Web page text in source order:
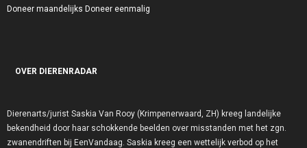
Doneer maandelijks Doneer eenmalig
OVER DIERENRADAR
Dierenarts/jurist Saskia Van Rooy (Krimpenerwaard, ZH) kreeg landelijke
bekendheid door haar schokkende beelden over misstanden met het zgn.
zwanendriften bij EenVandaag. Saskia kreeg een wettelijk verbod op het